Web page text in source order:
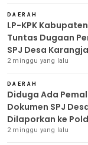
DAERAH
LP-KPK
Tuntas Dugaan
SPJ Desa
2 minggu yang lalu
DAERAH
Diduga Ada
Dokumen SPJ
Dilaporkan ke
2 minggu yang lalu